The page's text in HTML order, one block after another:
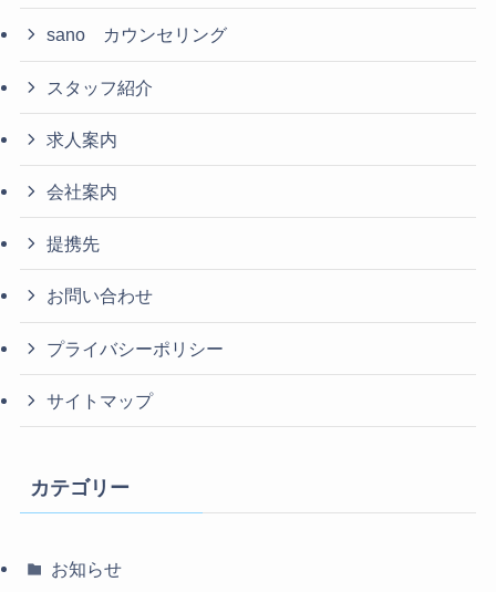
sano カウンセリング
スタッフ紹介
求人案内
会社案内
提携先
お問い合わせ
プライバシーポリシー
サイトマップ
カテゴリー
お知らせ